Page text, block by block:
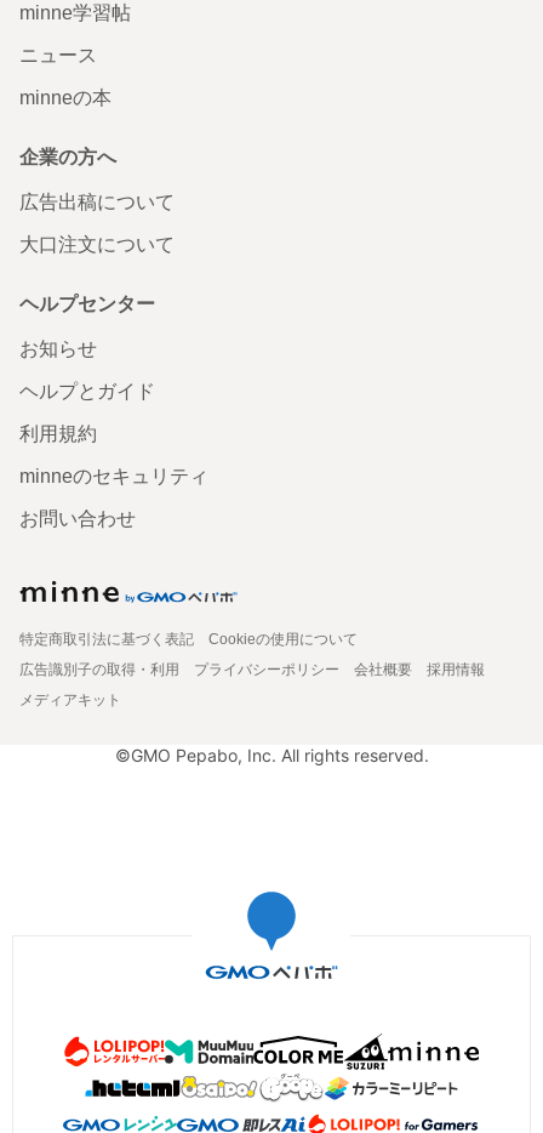
minne学習帖
ニュース
minneの本
企業の方へ
広告出稿について
大口注文について
ヘルプセンター
お知らせ
ヘルプとガイド
利用規約
minneのセキュリティ
お問い合わせ
特定商取引法に基づく表記
Cookieの使用について
広告識別子の取得・利用
プライバシーポリシー 会社概要
採用情報
メディアキット
©GMO Pepabo, Inc. All rights reserved.